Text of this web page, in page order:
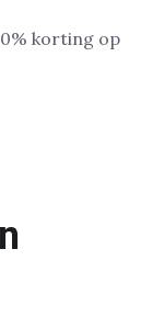
korting op